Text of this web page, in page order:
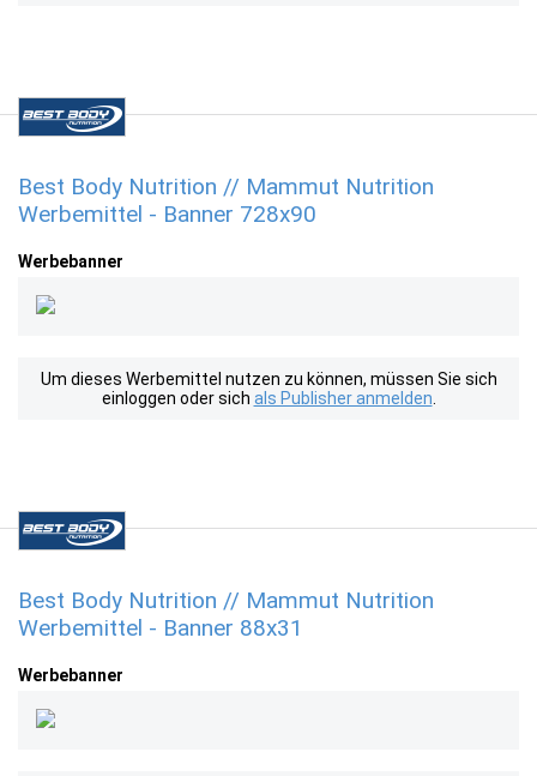
Best Body Nutrition // Mammut Nutrition
Werbemittel - Banner 728x90
Werbebanner
Um dieses Werbemittel nutzen zu können, müssen Sie sich
einloggen oder sich als Publisher anmelden
Best Body Nutrition // Mammut Nutrition
Werbemittel - Banner 88x31
Werbebanner